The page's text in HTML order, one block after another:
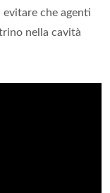
che agenti
nella cavità